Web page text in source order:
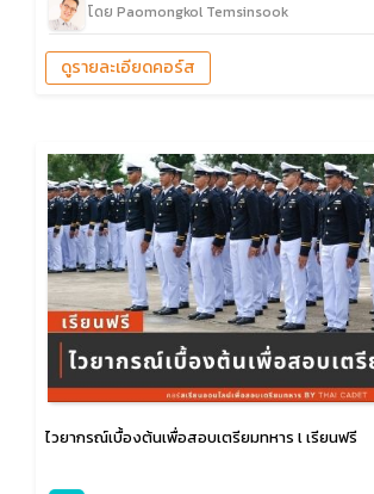
โดย Paomongkol Temsinsook
ดูรายละเอียดคอร์ส
ไวยากรณ์เบื้องต้นเพื่อสอบเตรียมทหาร l เรียนฟรี